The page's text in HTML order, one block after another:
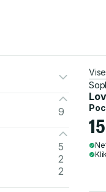
9
5
2
2